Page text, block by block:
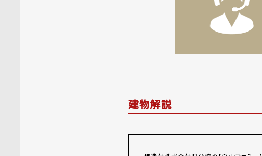
建物解説